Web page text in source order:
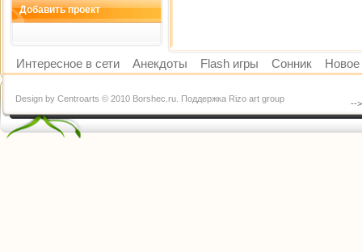
Добавить проект
Интересное в сети Анекдоты Flash игры Сонник Новое
Design by Centroarts © 2010 Borshec.ru. Поддержка Rizo art group --